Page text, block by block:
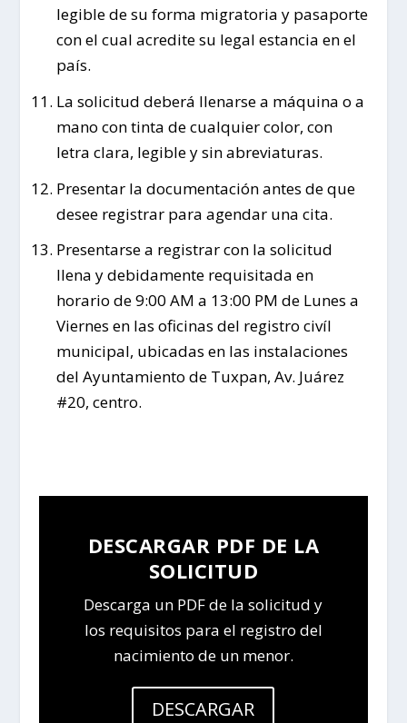
legible de su forma migratoria y pasaporte
con el cual acredite su legal estancia en el
país.
La solicitud deberá llenarse a máquina o a
mano con tinta de cualquier color, con
letra clara, legible y sin abreviaturas.
Presentar la documentación antes de que
desee registrar para agendar una cita.
Presentarse a registrar con la solicitud
llena y debidamente requisitada en
horario de 9:00 AM a 13:00 PM de Lunes a
Viernes en las oficinas del registro civíl
municipal, ubicadas en las instalaciones
del Ayuntamiento de Tuxpan, Av. Juárez
#20, centro.
DESCARGAR PDF DE LA
SOLICITUD
Descarga un PDF de la solicitud y
los requisitos para el registro del
nacimiento de un menor.
DESCARGAR